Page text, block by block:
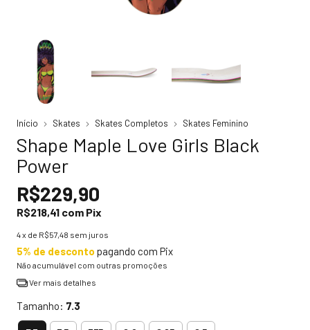
Início Skates Skates Completos Skates Feminino
Shape Maple Love Girls Black
Power
R$229,90
R$218,41 com Pix
4x de R$57,48 sem juros
5% de desconto pagando com Pix
Não acumulável com outras promoções
Ver mais detalhes
Tamanho: 7.3